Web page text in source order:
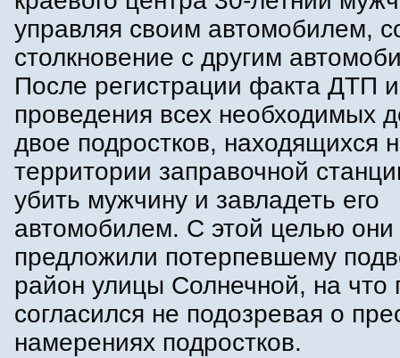
управляя своим автомобилем,
столкновение с другим
После регистрации факта ДТП и
проведения всех необходимых
двое подростков, находящихся
территории заправочной
убить мужчину и завладеть его
автомобилем. С этой целью они
предложили потерпевшему
район улицы Солнечной, на что
согласился не подозревая о
намерениях подростков.